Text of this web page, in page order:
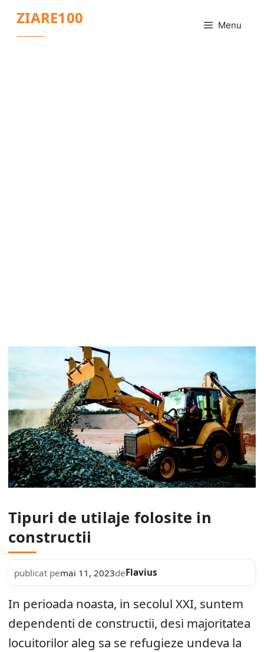
conținut
ZIARE100 Menu
Tipuri de utilaje folosite in
constructii
publicat pemai 11, 2023deFlavius
In perioada noasta, in secolul XXI, suntem
dependenti de constructii, desi majoritatea
locuitorilor aleg sa se refugieze undeva la